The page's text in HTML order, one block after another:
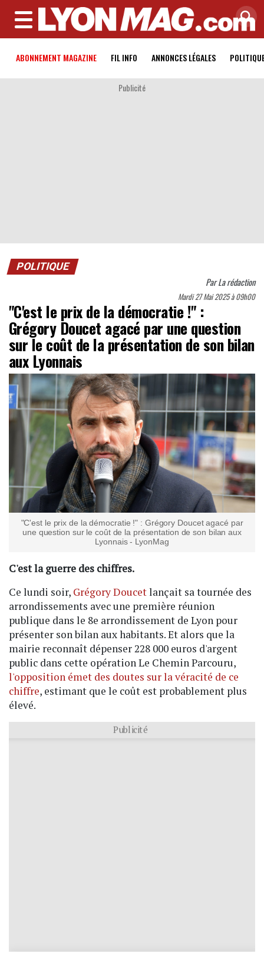
MENU
ABONNEMENT MAGAZINE FIL INFO ANNONCES LÉGALES
Publicité
POLITIQUE
ParLa rédaction
Mardi 27 Mai 2025 à 09h00
"C'est le prix de la démocratie !" :
Grégory Doucet agacé par une question
sur le coût de la présentation de son bilan
aux Lyonnais
"C'est le prix de la démocratie !" : Grégory Doucet agacé par
une question sur le coût de la présentation de son bilan aux
Lyonnais - LyonMag
C'est la guerre des chiffres.
Ce lundi soir, Grégory Doucetlançait sa tournée des
arrondissements avec une première réunion
publique dans le 8e arrondissement de Lyon pour
présenter son bilan aux habitants. Et alors que la
mairie reconnaît dépenser 228 000 euros d'argent
public dans cette opération Le Chemin Parcouru,
l'opposition émet des doutes sur la véracité de ce
chiffre, estimant que le coût est probablement plus
élevé.
Publicité